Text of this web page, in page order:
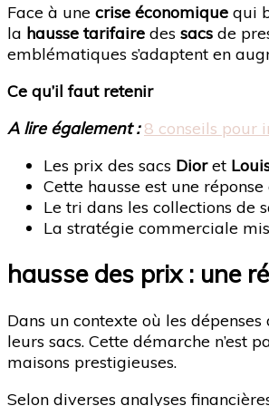
Face à une crise économique qui
la hausse tarifaire des sacs de
emblématiques s’adaptent en
Ce qu’il faut retenir
A lire également : 8 conseils pour
Les prix des sacs Dioret
Cette hausse est une
Le tri dans les collections de
La stratégie commerciale
hausse des prix : une
Dans un contexte où les
leurs sacs. Cette démarche n’est
maisons prestigieuses.
Selon diverses analyses